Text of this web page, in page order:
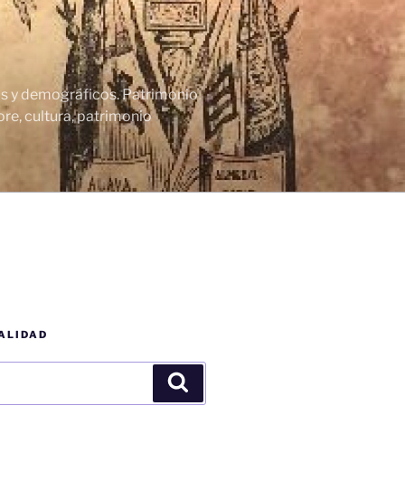
y demográficos. Patrimonio
cultura, patrimonio